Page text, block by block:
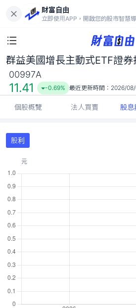
財富自由
立即使用APP，開啟您的股市智慧導
群益美國增長主動式ETF證券投資信
11.41
-0.69%
群益美國增長主動式ETF證
00997A
11.41 -0.69% 最近更新時間： 2026/
個股概覽 法人買賣 股息
股利